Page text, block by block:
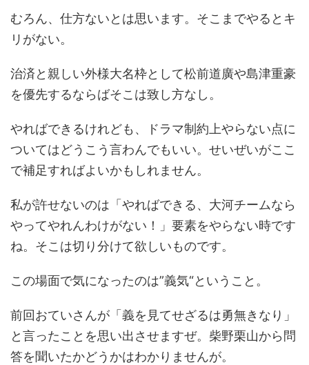
むろん、仕方ないとは思います。そこまでやるとキ
リがない。
治済と親しい外様大名枠として松前道廣や島津重豪
を優先するならばそこは致し方なし。
やればできるけれども、ドラマ制約上やらない点に
ついてはどうこう言わんでもいい。せいぜいがここ
で補足すればよいかもしれません。
私が許せないのは「やればできる、大河チームなら
やってやれんわけがない！」要素をやらない時です
ね。そこは切り分けて欲しいものです。
この場面で気になったのは”義気“ということ。
前回おていさんが「義を見てせざるは勇無きなり」
と言ったことを思い出させますぜ。柴野栗山から問
答を聞いたかどうかはわかりませんが。